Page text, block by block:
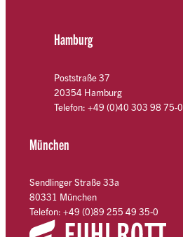
Hamburg
Poststraße 37
20354 Hamburg
Telefon: +49 (0)40 303 98 75-0
München
Sendlinger Straße 33a
80331 München
Telefon: +49 (0)89 255 49 35-0